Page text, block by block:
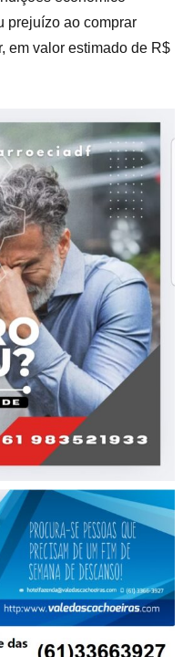
prejuízo ao comprar
em valor estimado de R$